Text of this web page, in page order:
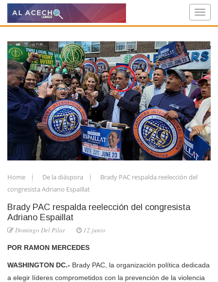
Home De la diáspora
Brady PAC respalda reelección del
congresista Adriano Espaillat
Brady PAC respalda reelección del congresista
Adriano Espaillat
Domingo Del Pilar 12 junio
POR RAMON MERCEDES
WASHINGTON DC.- Brady PAC, la organización política dedicada
a elegir líderes comprometidos con la prevención de la violencia